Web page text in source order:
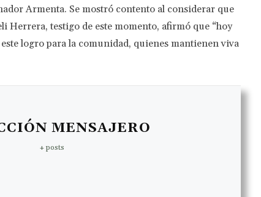
Armenta. Se mostró contento al considerar que
Herrera, testigo de este momento, afirmó que “hoy
logro para la comunidad, quienes mantienen viva
MENSAJERO
+ posts